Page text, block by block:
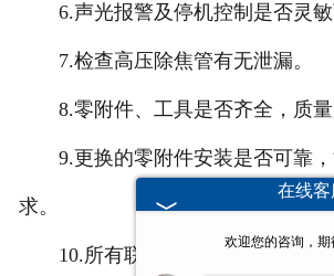
6.声光报警及停机控制是否灵敏
7.检查高压除焦管有无泄漏。
8.零附件、工具是否齐全，质量
9.更换的零附件安装是否可靠，
求。
10.所有联接件、紧固件是否紧固
在线客
欢迎您的咨询，